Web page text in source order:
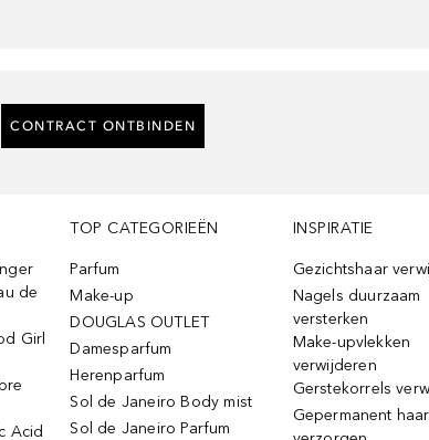
CONTRACT ONTBINDEN
de
Girl
Acid
TOP CATEGORIEËN
Parfum
Make-up
DOUGLAS OUTLET
Damesparfum
Herenparfum
Sol de Janeiro Body mist
Sol de Janeiro Parfum
INSPIRATIE
Gezichtshaar
Nagels duurzaam
versterken
Make-upvlekken
verwijderen
Gerstekorrels
Gepermanent haar